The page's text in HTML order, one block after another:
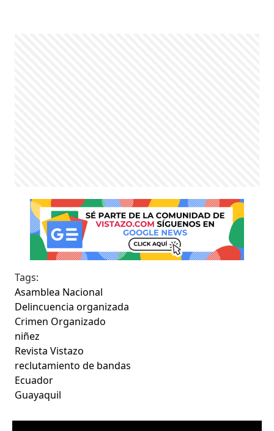
Tags:
Asamblea Nacional
Delincuencia organizada
Crimen Organizado
niñez
Revista Vistazo
reclutamiento de bandas
Ecuador
Guayaquil